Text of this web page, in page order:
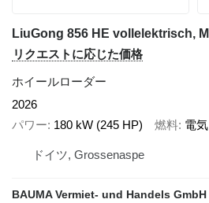
リクエストに応じた価格
ホイールローダー
2026
パワー 180 kW (245 HP) 燃料 電気
ドイツ, Grossenaspe
BAUMA Vermiet- und Handels GmbH